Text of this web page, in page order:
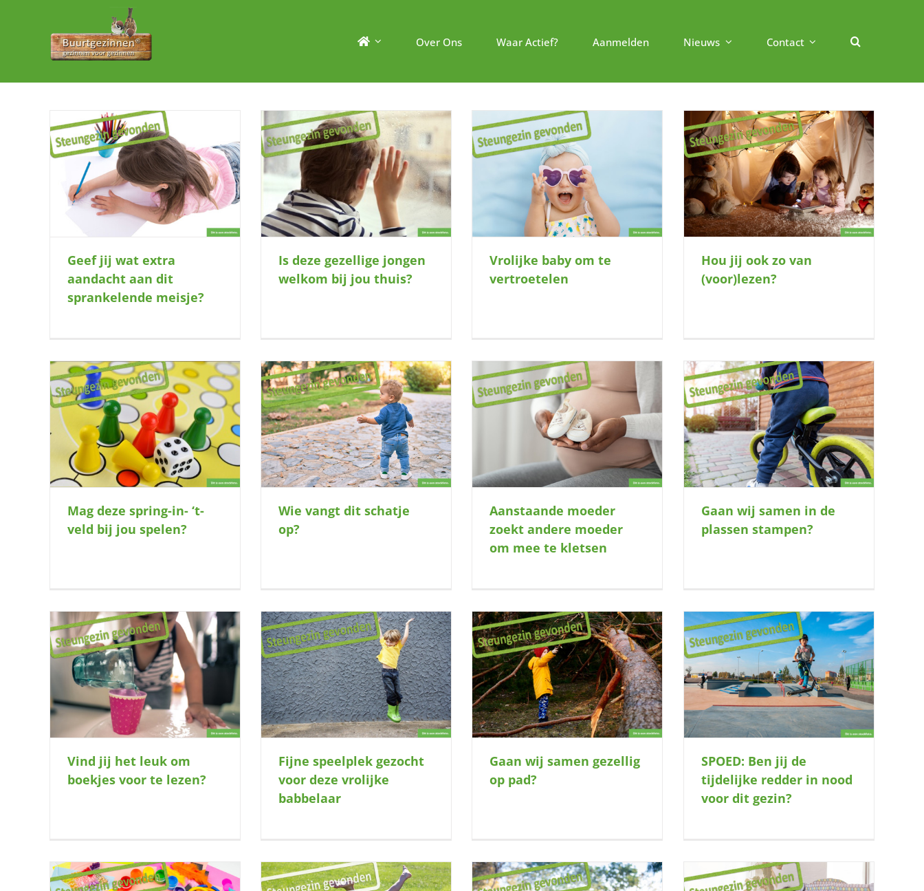
Over Ons Waar Actief? Aanmelden Nieuws Contact
Geef jij wat extra
aandacht aan dit
sprankelende meisje?
Is deze gezellige jongen welkom bij jou
thuis?
Is deze gezellige jongen
welkom bij jou thuis?
Vrolijke baby om te vertroetelen
Vrolijke baby om te
vertroetelen
Hou jij ook zo van (voor)lezen?
Hou jij ook zo van
(voor)lezen?
Mag deze spring-in- ‘t-
veld bij jou spelen?
Wie vangt dit schatje op?
Wie vangt dit schatje
op?
Aanstaande moeder zoekt andere
moeder om mee te kletsen
Aanstaande moeder
zoekt andere moeder
om mee te kletsen
Gaan wij samen in de plassen
stampen?
Gaan wij samen in de
plassen stampen?
Vind jij het leuk om
boekjes voor te lezen?
Fijne speelplek gezocht voor deze
vrolijke babbelaar
Fijne speelplek gezocht
voor deze vrolijke
babbelaar
Gaan wij samen gezellig op pad?
Gaan wij samen gezellig
op pad?
SPOED: Ben jij de tijdelijke redder in
nood voor dit gezin?
SPOED: Ben jij de
tijdelijke redder in nood
voor dit gezin?